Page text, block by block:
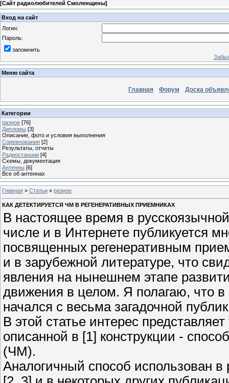
[Сайт радиолюбителей Смоленщины]
Вход на сайт
Логин:
Пароль:
запомнить
Меню сайта
Главная Форум Доска
Категории
разное [76]
Дипломы [3]
Описание, фото и условия выполнения
Соревнования [2]
Результаты, отчеты
Радиостанции [4]
Схемы, документация
Антенны [6]
Все об антеннах
Главная » Статьи » разное
КАК ДЕТЕКТИРУЕТСЯ ЧМ В РЕГЕНЕРАТИВНЫХ ПРИЕМНИКАХ
В настоящее время в
числе и в Интернете публикуется
посвященных регенеративным
и в зарубежной литературе, что
явления на нынешнем этапе
движения в целом. Я полагаю, что в
начался с весьма загадочной
В этой статье интерес
описанной в [1] конструкции -
(ЧМ).
Аналогичный способ использован